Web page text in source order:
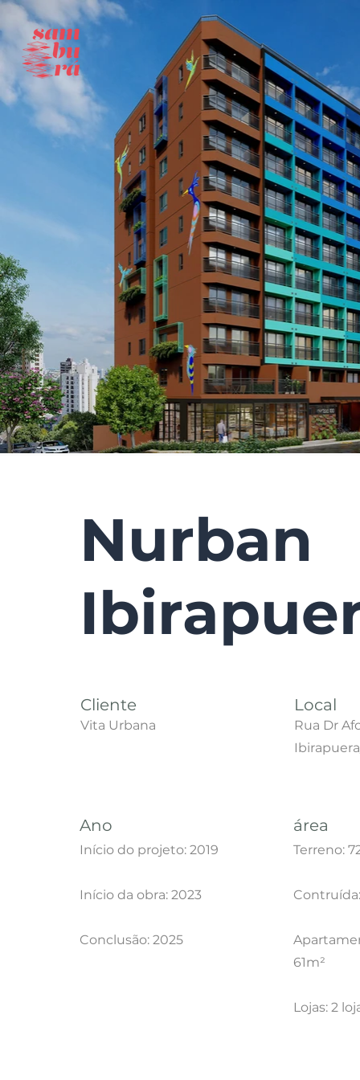
Nurban
Cliente
Vita Urbana
Local
Rua Dr
Ano
Início do projeto: 2019
Início da obra: 2023
Conclusão: 2025
área
Terreno:
61m²
Lojas: 2